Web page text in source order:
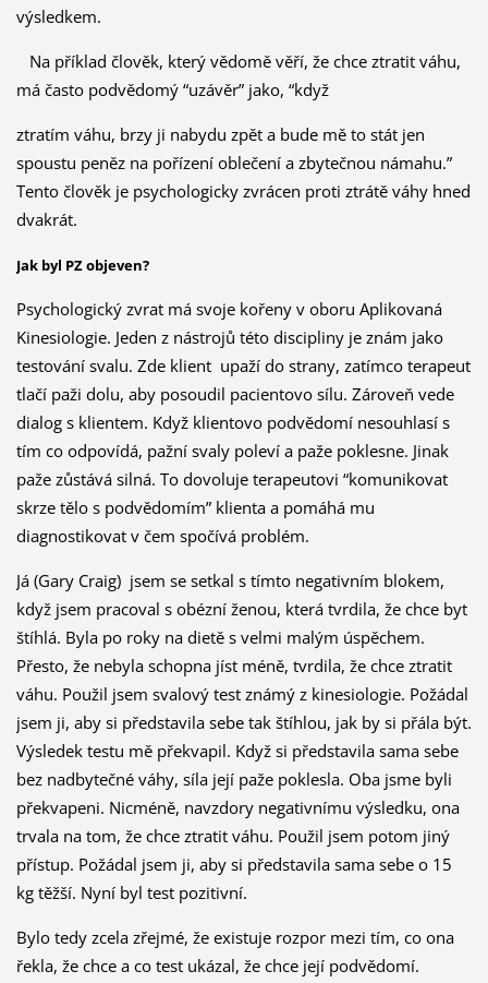
výsledkem.
Na příklad člověk, který vědomě věří, že chce ztratit váhu,
má často podvědomý “uzávěr” jako, “když
ztratím váhu, brzy ji nabydu zpět a bude mě to stát jen
spoustu peněz na pořízení oblečení a zbytečnou námahu.”
Tento člověk je psychologicky zvrácen proti ztrátě váhy hned
dvakrát.
Jak byl PZ objeven?
Psychologický zvrat má svoje kořeny v oboru Aplikovaná
Kinesiologie. Jeden z nástrojů této discipliny je znám jako
testování svalu. Zde klient upaží do strany, zatímco terapeut
tlačí paži dolu, aby posoudil pacientovo sílu. Zároveň vede
dialog s klientem. Když klientovo podvědomí nesouhlasí s
tím co odpovídá, pažní svaly poleví a paže poklesne. Jinak
paže zůstává silná. To dovoluje terapeutovi “komunikovat
skrze tělo s podvědomím” klienta a pomáhá mu
diagnostikovat v čem spočívá problém.
Já (Gary Craig) jsem se setkal s tímto negativním blokem,
když jsem pracoval s obézní ženou, která tvrdila, že chce byt
štíhlá. Byla po roky na dietě s velmi malým úspěchem.
Přesto, že nebyla schopna jíst méně, tvrdila, že chce ztratit
váhu. Použil jsem svalový test známý z kinesiologie. Požádal
jsem ji, aby si představila sebe tak štíhlou, jak by si přála být.
Výsledek testu mě překvapil. Když si představila sama sebe
bez nadbytečné váhy, síla její paže poklesla. Oba jsme byli
překvapeni. Nicméně, navzdory negativnímu výsledku, ona
trvala na tom, že chce ztratit váhu. Použil jsem potom jiný
přístup. Požádal jsem ji, aby si představila sama sebe o 15
kg těžší. Nyní byl test pozitivní.
Bylo tedy zcela zřejmé, že existuje rozpor mezi tím, co ona
řekla, že chce a co test ukázal, že chce její podvědomí.